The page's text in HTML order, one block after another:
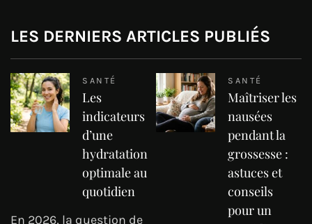
LES DERNIERS ARTICLES PUBLIÉS
SANTÉ
Les
indicateurs
d’une
hydratation
optimale au
quotidien
En 2026, la question de
SANTÉ
Maîtriser les
nausées
pendant la
grossesse :
astuces et
conseils
pour un